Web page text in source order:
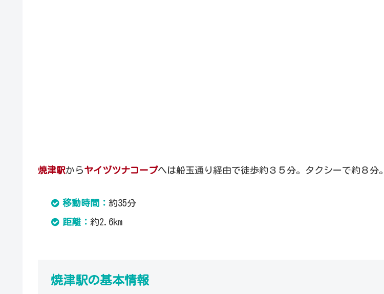
焼津駅からヤイヅツナコープへは船玉通り経由で徒歩約３５分。タクシーで約８分。
移動時間： 約35分
距離： 約2.6km
焼津駅の基本情報